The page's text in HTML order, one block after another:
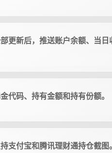
更新后，推送账户余额、当日
代码、持有金额和持有份额。
支付宝和腾讯理财通持仓截图。